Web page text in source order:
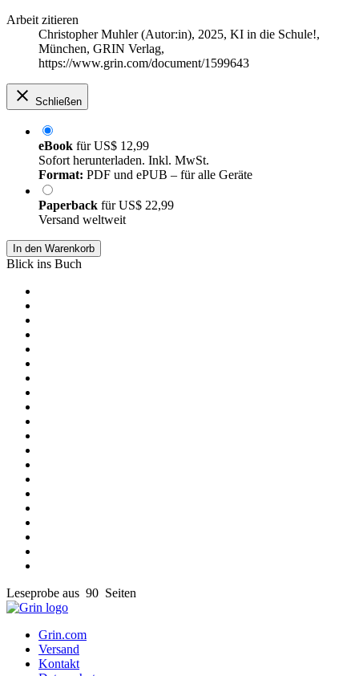
Arbeit zitieren
Christopher Muhler (Autor:in), 2025, KI in die Schule!,
München, GRIN Verlag,
https://www.grin.com/document/1599643
Schließen
eBook fürUS$ 12,99
Sofort herunterladen. Inkl. MwSt.
Format: PDF und ePUB – für alle Geräte
Paperback fürUS$ 22,99
Versand weltweit
In den Warenkorb
Blick ins Buch
Leseprobe aus 90 Seiten
Grin.com
Versand
Kontakt